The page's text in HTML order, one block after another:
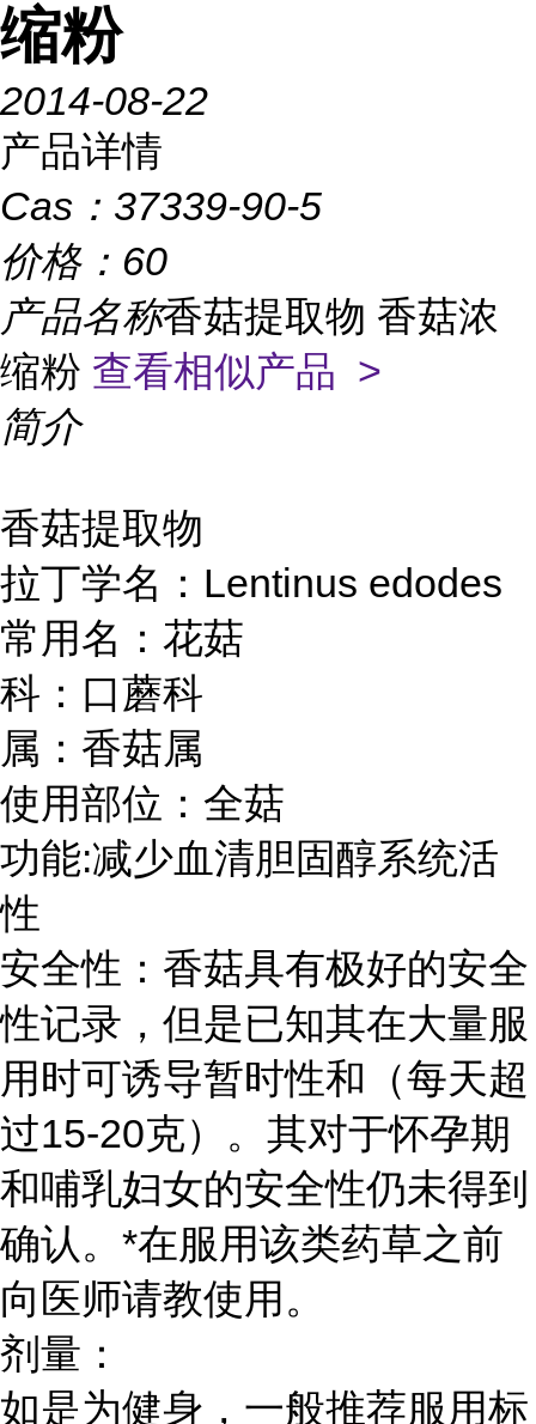
缩粉
2014-08-22
产品详情
Cas： 37339-90-5
价格： 60
产品名称香菇提取物 香菇浓
缩粉 查看相似产品 >
简介
香菇提取物
拉丁学名： Lentinus edodes
常用名：花菇
科：口蘑科
属：香菇属
使用部位：全菇
功能:减少血清胆固醇系统活
性
安全性： 香菇具有极好的安全
性记录，但是已知其在大量服
用时可诱导暂时性和（每天超
过15-20克）。其对于怀孕期
和哺乳妇女的安全性仍未得到
确认。*在服用该类药草之前
向医师请教使用。
剂量：
如是为健身，一般推荐服用标